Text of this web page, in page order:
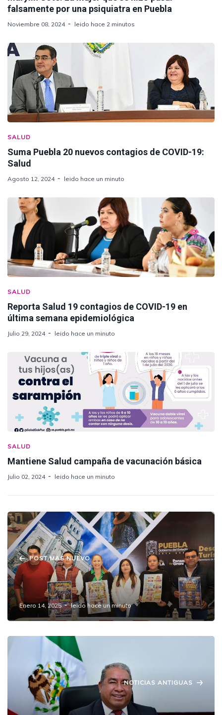
falsamente por una psiquiatra en Puebla
Noviembre 08, 2024 leido hace 2 minutos
SALUD
Suma Puebla 20 nuevos contagios de COVID-19:
Salud
Agosto 12, 2024 leido hace un minuto
SALUD
Reporta Salud 19 contagios de COVID-19 en
última semana epidemiológica
Julio 29, 2024 leido hace un minuto
SALUD
Mantiene Salud campaña de vacunación básica
Julio 02, 2024 leido hace un minuto
POST MAS NUEVO
¡Llegó la Feria Patronal San Salvador
Chachapa 2025 a Amozoc!
Enero 14, 2025 leido hace un minuto
NOTICIAS ANTIGUAS
Severiano de la Rosa será evaluado tras 100
días como alcalde de Amozoc